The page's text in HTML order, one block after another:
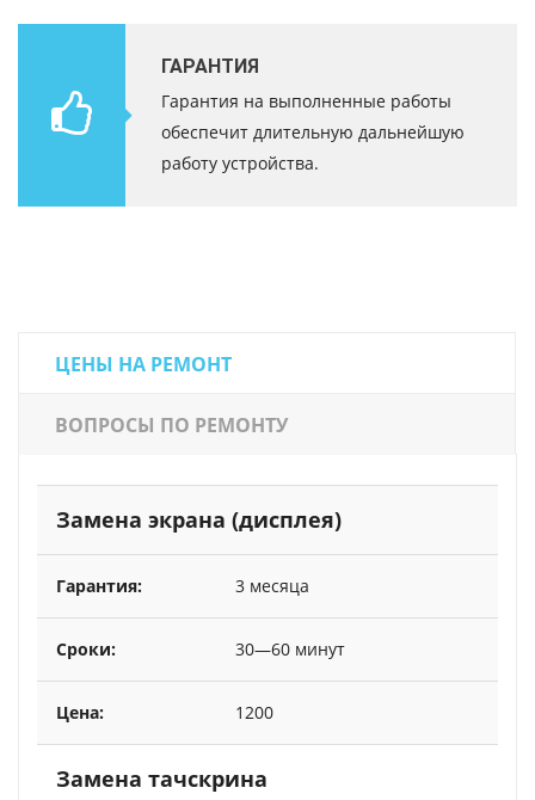
ГАРАНТИЯ
Гарантия на выполненные работы
обеспечит длительную дальнейшую
работу устройства.
ЦЕНЫ НА РЕМОНТ
ВОПРОСЫ ПО РЕМОНТУ
Замена экрана (дисплея)
3 месяца
30—60 минут
1200
Замена тачскрина